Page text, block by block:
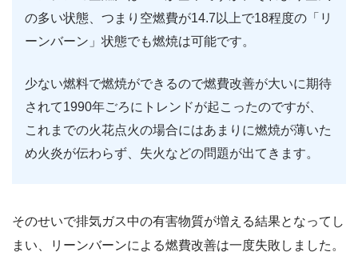
の多い状態、つまり空燃費が14.7以上で18程度の「リ
ーンバーン」状態でも燃焼は可能です。
少ない燃料で燃焼ができるので燃費改善が大いに期待
されて1990年ごろにトレンドが起こったのですが、
これまでの火花点火の場合にはあまりに燃焼が薄いた
め火炎が伝わらず、失火などの問題が出てきます。
そのせいで排気ガス中の有害物質が増える結果となってし
まい、リーンバーンによる燃費改善は一度失敗しました。